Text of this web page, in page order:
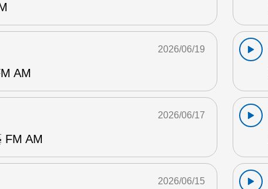
AM
2026/06/19
FM AM
2026/06/17
2026/06/15